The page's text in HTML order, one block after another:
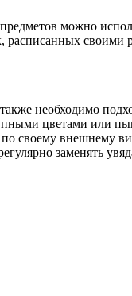
предметов можно
необходимо
цветами или
своему внешнему
заменять